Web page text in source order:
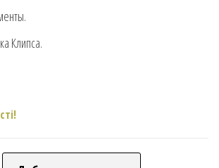
Клипса.